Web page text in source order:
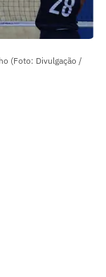
(Foto: Divulgação /